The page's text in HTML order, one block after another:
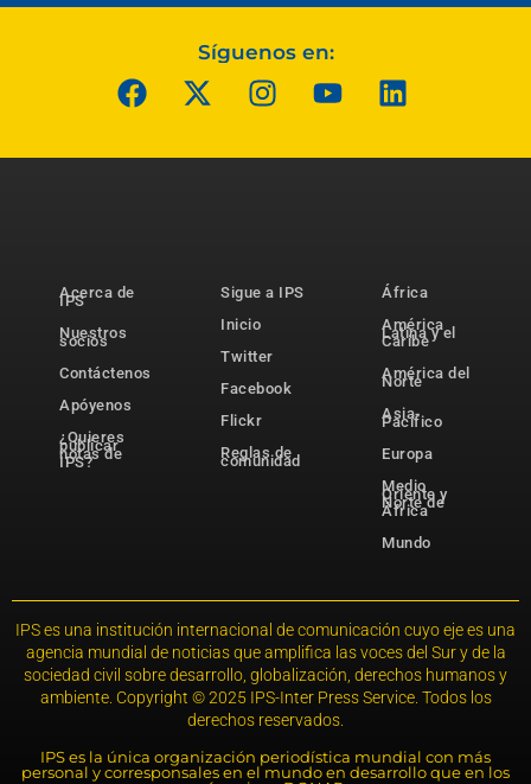
Síguenos en:
Acerca de
IPS
Nuestros
socios
Contáctenos
Apóyenos
¿Quieres
publicar
notas de
IPS?
Sigue a IPS
Inicio
Twitter
Facebook
Flickr
Reglas de
comunidad
África
América
Latina y el
Caribe
América del
Norte
Asia-
Pacífico
Europa
Medio
Oriente y
Norte de
África
Mundo
IPS es una institución internacional de comunicación cuyo eje es una
agencia mundial de noticias que amplifica las voces del Sur y de la
sociedad civil sobre desarrollo, globalización, derechos humanos y
ambiente. Copyright © 2025 IPS-Inter Press Service. Todos los
derechos reservados.
IPS es la única organización periodística mundial con más
personal y corresponsales en el mundo en desarrollo que en los